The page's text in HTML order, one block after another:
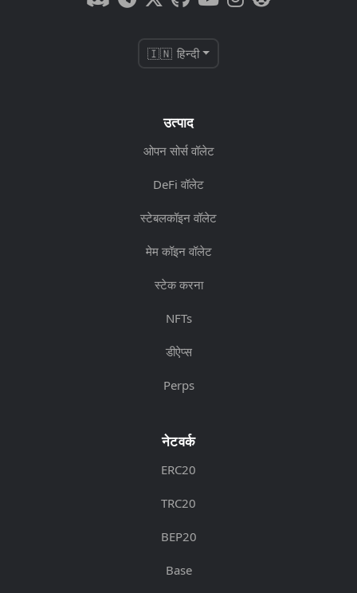
🇮🇳 हिन्दी
उत्पाद
ओपन सोर्स वॉलेट
DeFi वॉलेट
स्टेबलकॉइन वॉलेट
मेम कॉइन वॉलेट
स्टेक करना
NFTs
डीऐप्स
Perps
नेटवर्क
ERC20
TRC20
BEP20
Base